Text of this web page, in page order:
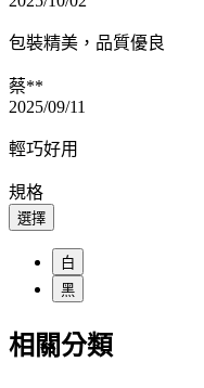
包裝精美，品質優良
蔡**
2025/09/11
輕巧好用
規格
選擇
白
黑
相關分類